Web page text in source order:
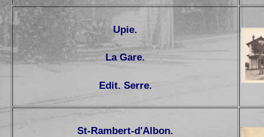
Upie.
La Gare.
Edit. Serre.
St-Rambert-d'Albon.